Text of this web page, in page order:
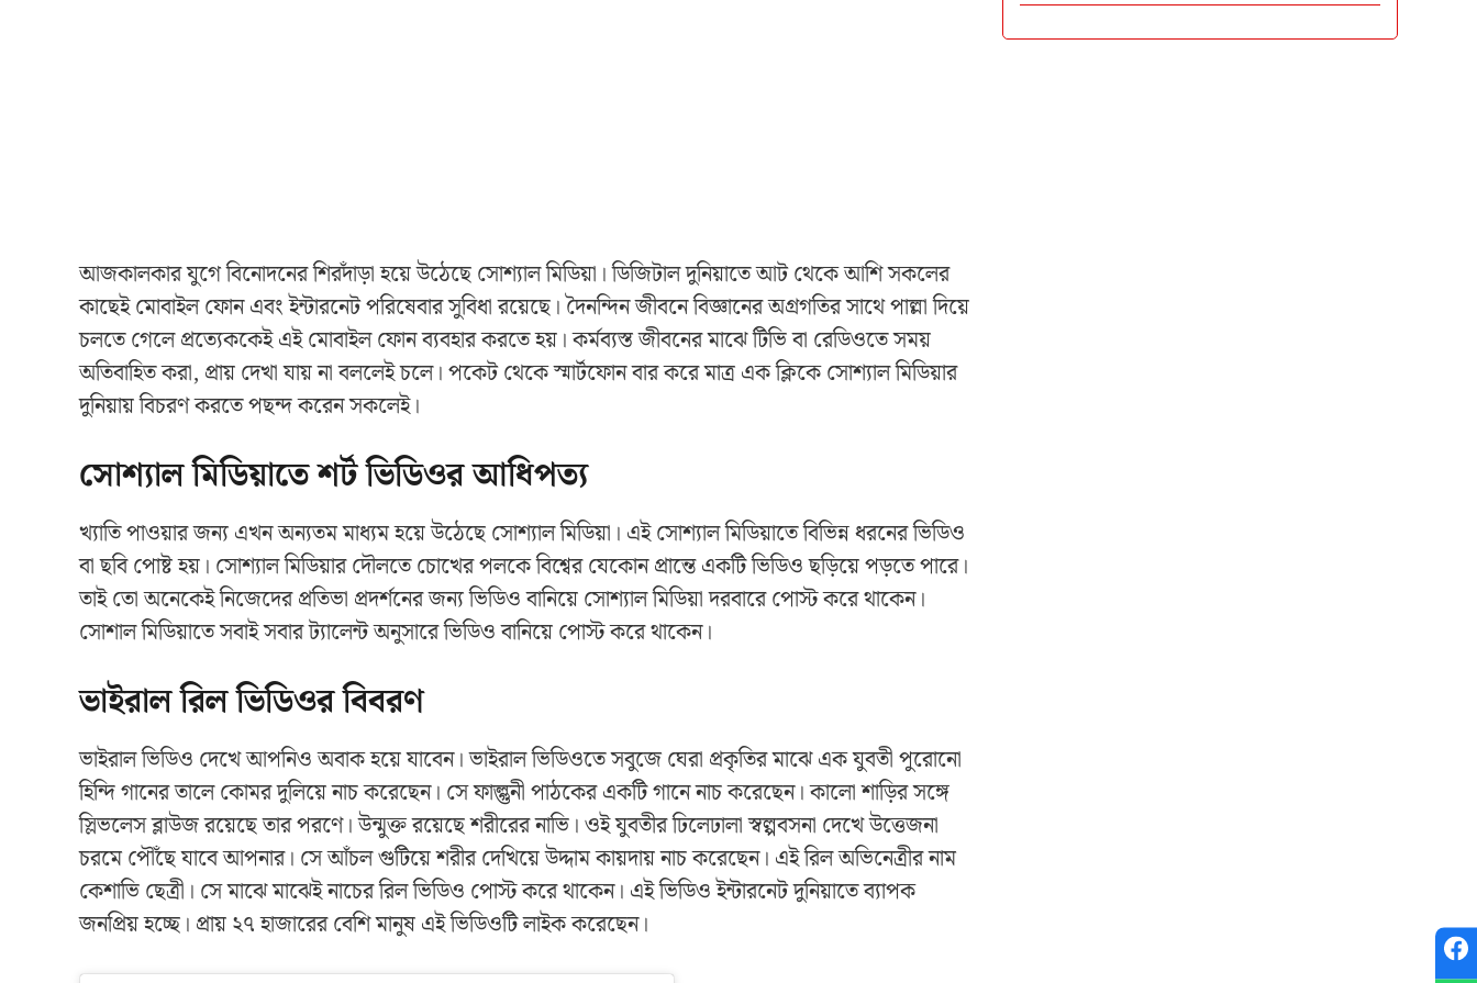
আজকালকার যুগে বিনোদনের শিরদাঁড়া হয়ে উঠেছে সোশ্যাল মিডিয়া। ডিজিটাল দুনিয়াতে আট থেকে আশি সকলের
কাছেই মোবাইল ফোন এবং ইন্টারনেট পরিষেবার সুবিধা রয়েছে। দৈনন্দিন জীবনে বিজ্ঞানের অগ্রগতির সাথে পাল্লা দিয়ে
চলতে গেলে প্রত্যেককেই এই মোবাইল ফোন ব্যবহার করতে হয়। কর্মব্যস্ত জীবনের মাঝে টিভি বা রেডিওতে সময়
অতিবাহিত করা, প্রায় দেখা যায় না বললেই চলে। পকেট থেকে স্মার্টফোন বার করে মাত্র এক ক্লিকে সোশ্যাল মিডিয়ার
দুনিয়ায় বিচরণ করতে পছন্দ করেন সকলেই।
সোশ্যাল মিডিয়াতে শর্ট ভিডিওর আধিপত্য
খ্যাতি পাওয়ার জন্য এখন অন্যতম মাধ্যম হয়ে উঠেছে সোশ্যাল মিডিয়া। এই সোশ্যাল মিডিয়াতে বিভিন্ন ধরনের ভিডিও
বা ছবি পোষ্ট হয়। সোশ্যাল মিডিয়ার দৌলতে চোখের পলকে বিশ্বের যেকোন প্রান্তে একটি ভিডিও ছড়িয়ে পড়তে পারে।
তাই তো অনেকেই নিজেদের প্রতিভা প্রদর্শনের জন্য ভিডিও বানিয়ে সোশ্যাল মিডিয়া দরবারে পোস্ট করে থাকেন।
সোশাল মিডিয়াতে সবাই সবার ট্যালেন্ট অনুসারে ভিডিও বানিয়ে পোস্ট করে থাকেন।
ভাইরাল রিল ভিডিওর বিবরণ
ভাইরাল ভিডিও দেখে আপনিও অবাক হয়ে যাবেন। ভাইরাল ভিডিওতে সবুজে ঘেরা প্রকৃতির মাঝে এক যুবতী পুরোনো
হিন্দি গানের তালে কোমর দুলিয়ে নাচ করেছেন। সে ফাল্গুনী পাঠকের একটি গানে নাচ করেছেন। কালো শাড়ির সঙ্গে
স্লিভলেস ব্লাউজ রয়েছে তার পরণে। উন্মুক্ত রয়েছে শরীরের নাভি। ওই যুবতীর ঢিলেঢালা স্বল্পবসনা দেখে উত্তেজনা
চরমে পৌঁছে যাবে আপনার। সে আঁচল গুটিয়ে শরীর দেখিয়ে উদ্দাম কায়দায় নাচ করেছেন। এই রিল অভিনেত্রীর নাম
কেশাভি ছেত্রী। সে মাঝে মাঝেই নাচের রিল ভিডিও পোস্ট করে থাকেন। এই ভিডিও ইন্টারনেট দুনিয়াতে ব্যাপক
জনপ্রিয় হচ্ছে। প্রায় ২৭ হাজারের বেশি মানুষ এই ভিডিওটি লাইক করেছেন।